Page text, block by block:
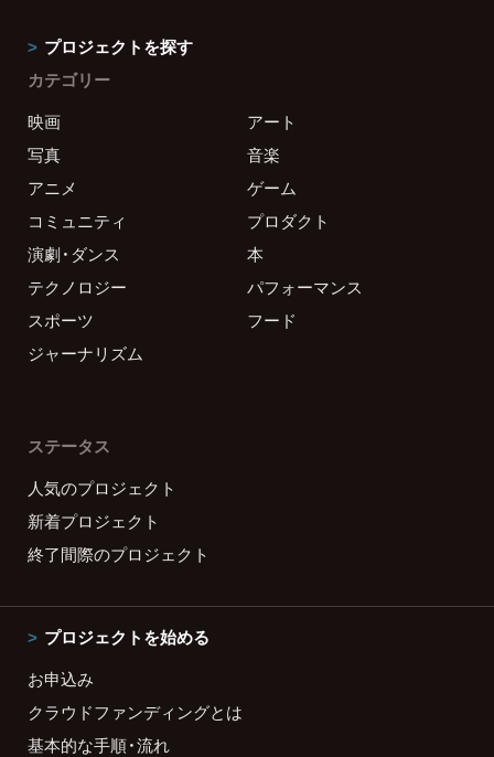
プロジェクトを探す
カテゴリー
映画
アート
写真
音楽
アニメ
ゲーム
コミュニティ
プロダクト
演劇・ダンス
本
テクノロジー
パフォーマンス
スポーツ
フード
ジャーナリズム
ステータス
人気のプロジェクト
新着プロジェクト
終了間際のプロジェクト
プロジェクトを始める
お申込み
クラウドファンディングとは
基本的な手順・流れ